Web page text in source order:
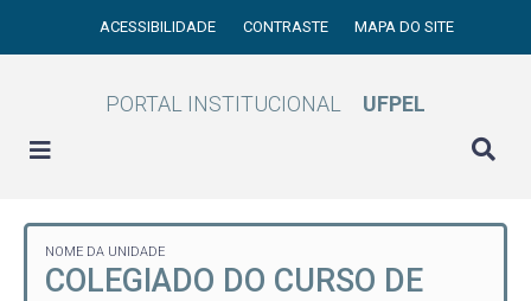
ACESSIBILIDADE CONTRASTE MAPA DO SITE
PORTAL INSTITUCIONAL UFPEL
NOME DA UNIDADE
COLEGIADO DO CURSO DE